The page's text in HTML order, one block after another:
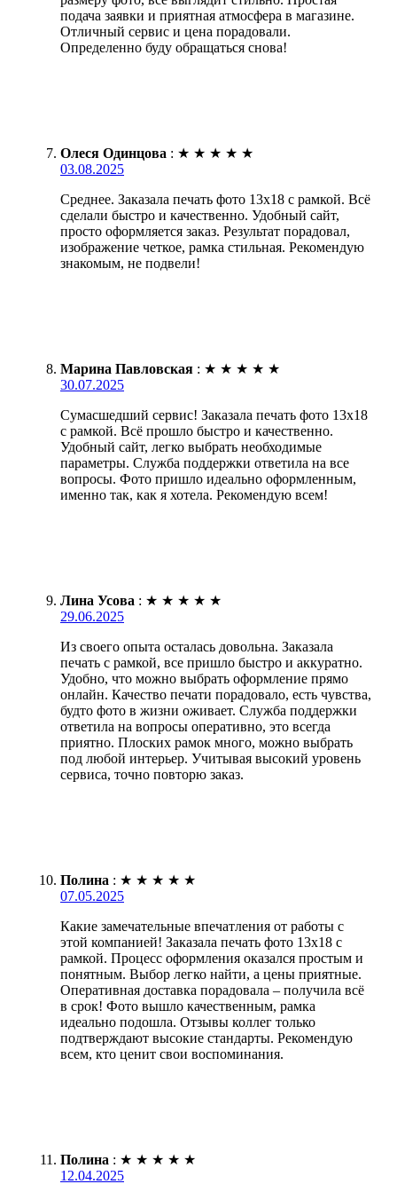
подача заявки и приятная атмосфера в магазине.
Отличный сервис и цена порадовали.
Определенно буду обращаться снова!
Олеся Одинцова : ★ ★ ★ ★ ★
03.08.2025
Среднее. Заказала печать фото 13х18 с рамкой. Всё
сделали быстро и качественно. Удобный сайт,
просто оформляется заказ. Результат порадовал,
изображение четкое, рамка стильная. Рекомендую
знакомым, не подвели!
Марина Павловская : ★ ★ ★ ★ ★
30.07.2025
Сумасшедший сервис! Заказала печать фото 13х18
с рамкой. Всё прошло быстро и качественно.
Удобный сайт, легко выбрать необходимые
параметры. Служба поддержки ответила на все
вопросы. Фото пришло идеально оформленным,
именно так, как я хотела. Рекомендую всем!
Лина Усова : ★ ★ ★ ★ ★
29.06.2025
Из своего опыта осталась довольна. Заказала
печать с рамкой, все пришло быстро и аккуратно.
Удобно, что можно выбрать оформление прямо
онлайн. Качество печати порадовало, есть чувства,
будто фото в жизни оживает. Служба поддержки
ответила на вопросы оперативно, это всегда
приятно. Плоских рамок много, можно выбрать
под любой интерьер. Учитывая высокий уровень
сервиса, точно повторю заказ.
Полина : ★ ★ ★ ★ ★
07.05.2025
Какие замечательные впечатления от работы с
этой компанией! Заказала печать фото 13х18 с
рамкой. Процесс оформления оказался простым и
понятным. Выбор легко найти, а цены приятные.
Оперативная доставка порадовала – получила всё
в срок! Фото вышло качественным, рамка
идеально подошла. Отзывы коллег только
подтверждают высокие стандарты. Рекомендую
всем, кто ценит свои воспоминания.
Полина : ★ ★ ★ ★ ★
12.04.2025